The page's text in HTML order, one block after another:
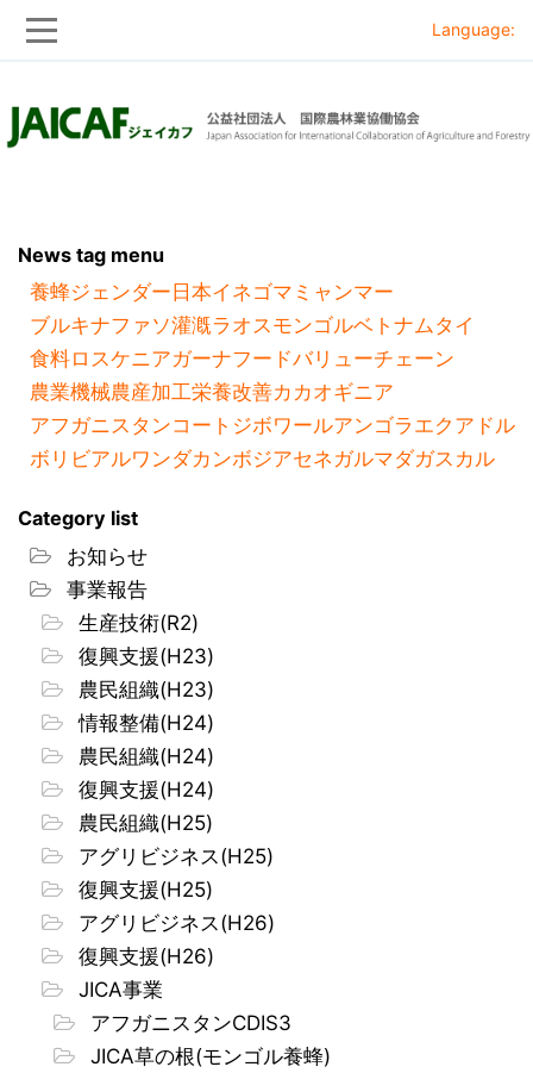
to
to
Language:
News tag menu
養蜂ジェンダー 日本イネゴマ ミャンマー
ブルキナファソ灌漑ラオスモンゴルベトナムタイ
食料ロスケニアガーナフードバリューチェーン
農業機械農産加工栄養改善カカオギニア
アフガニスタンコートジボワールアンゴラ エクアドル
ボリビアルワンダカンボジアセネガルマダガスカル
Category list
お知らせ
事業報告
生産技術(R2)
復興支援(H23)
農民組織(H23)
情報整備(H24)
農民組織(H24)
復興支援(H24)
農民組織(H25)
アグリビジネス(H25)
復興支援(H25)
アグリビジネス(H26)
復興支援(H26)
JICA事業
アフガニスタンCDIS3
JICA草の根(モンゴル養蜂)